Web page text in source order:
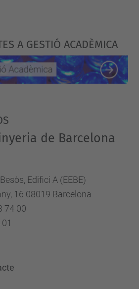
by
A GESTIÓ ACADÈMICA
de Barcelona
Edifici A (EEBE)
16 08019 Barcelona
74 00